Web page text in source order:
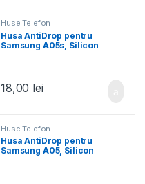
Huse Telefon
Husa AntiDrop pentru
Samsung A05s, Silicon
18,00 lei
Huse Telefon
Husa AntiDrop pentru
Samsung A05, Silicon